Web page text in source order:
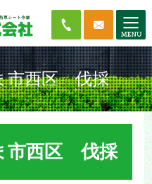
市西区 伐採
市西区 伐採